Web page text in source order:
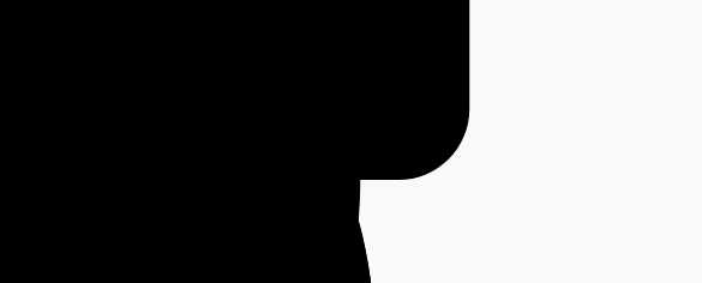
realizada nesta segunda-feira
Silva (PL) denunciaram a aplicação
alunos do 5º ano do ensino
da rede municipal de ensino.
de matemática, trazia
e revolta.